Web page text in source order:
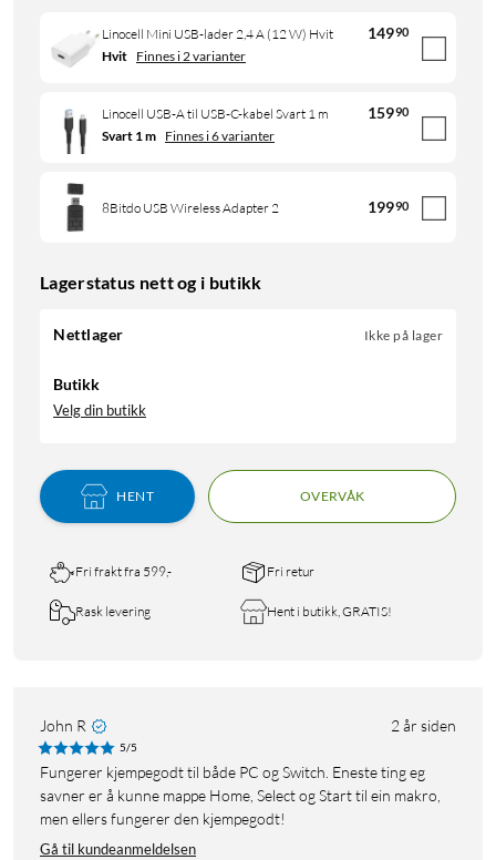
Linocell Mini USB-lader 2,4 A (12 W) Hvit 14990
Hvit Finnes i 2 varianter
Linocell USB-A til USB-C-kabel Svart 1 m 15990
Svart 1 m Finnes i 6 varianter
8Bitdo USB Wireless Adapter 2 19990
Lagerstatus nett og i butikk
Nettlager Ikke på lager
Butikk
Velg din butikk
HENT OVERVÅK
Fri frakt fra 599,- Fri retur
Rask levering Hent i butikk, GRATIS!
John R 2 år siden
5/5
Fungerer kjempegodt til både PC og Switch. Eneste ting eg
savner er å kunne mappe Home, Select og Start til ein makro,
men ellers fungerer den kjempegodt!
Gå til kundeanmeldelsen